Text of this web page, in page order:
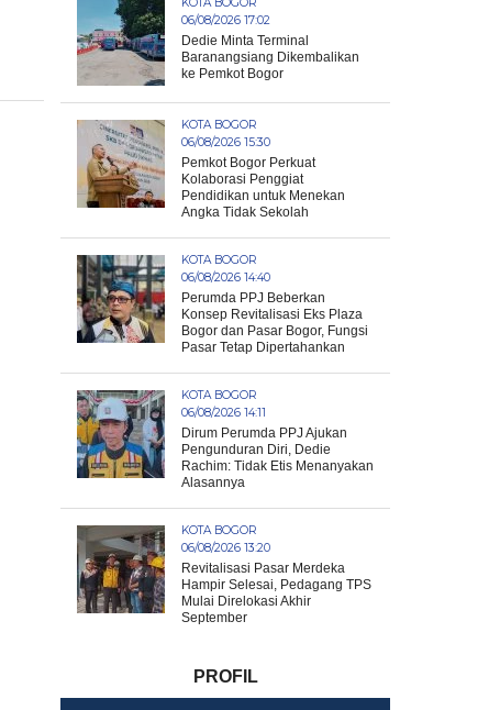
06/08/2026 17:02
Dedie Minta Terminal
Baranangsiang Dikembalikan
ke Pemkot Bogor
KOTA BOGOR
06/08/2026 15:30
Pemkot Bogor Perkuat
Kolaborasi Penggiat
Pendidikan untuk Menekan
Angka Tidak Sekolah
KOTA BOGOR
06/08/2026 14:40
Perumda PPJ Beberkan
Konsep Revitalisasi Eks Plaza
Bogor dan Pasar Bogor, Fungsi
Pasar Tetap Dipertahankan
KOTA BOGOR
06/08/2026 14:11
Dirum Perumda PPJ Ajukan
Pengunduran Diri, Dedie
Rachim: Tidak Etis Menanyakan
Alasannya
KOTA BOGOR
06/08/2026 13:20
Revitalisasi Pasar Merdeka
Hampir Selesai, Pedagang TPS
Mulai Direlokasi Akhir
September
PROFIL